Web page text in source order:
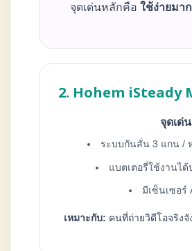
จุดเด่นหลักคือ ใช้ง่ายมา
2. Hohem iSteady
จุดเด่
ระบบกันสั่น 3 แกน /
แบตเตอรี่ใช้งานไ
มีเซ็นเซอร์
เหมาะกับ: คนที่ถ่ายวิดีโอจริงจั